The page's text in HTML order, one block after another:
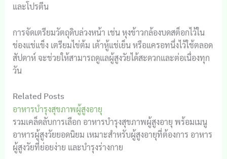
และโปรตีน
การจัดเตรียมวัตถุดิบล่วงหน้า เช่น หุงข้าวกล้องบดสต็อกไว้ใน
ช่องแช่แข็ง เตรียมไข่ต้ม เต้าหู้แช่เย็น หรือแครอทนึ่งไว้ใช้ตลอด
สัปดาห์ จะช่วยให้สามารถดูแลผู้สูงวัยได้สะดวกและต่อเนื่องทุก
วัน
Related Posts
อาหารบำรุงสุขภาพผู้สูงอายุ
รวมเคล็ดลับการเลือก อาหารบำรุงสุขภาพผู้สูงอายุ พร้อมเมนู
อาหารผู้สูงวัยยอดนิยม เหมาะสำหรับผู้สูงอายุที่ต้องการ อาหาร
ผู้สูงวัยที่ย่อยง่าย และบำรุงร่างกาย